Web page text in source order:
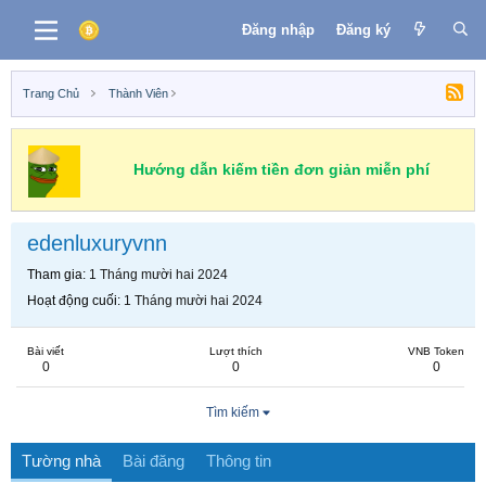
Đăng nhập Đăng ký
Trang Chủ Thành Viên
Hướng dẫn kiếm tiền đơn giản miễn phí
edenluxuryvnn
Tham gia 1 Tháng mười hai 2024
Hoạt động cuối 1 Tháng mười hai 2024
Bài viết
0
Lượt thích
0
VNB Token
0
Tìm kiếm
Tường nhà Bài đăng Thông tin